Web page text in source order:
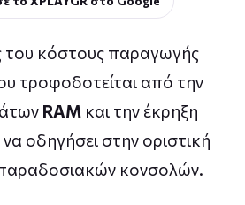
του κόστους παραγωγής
τροφοδοτείται από την
RAM και την έκρηξη
να οδηγήσει στην οριστική
κονσολών.